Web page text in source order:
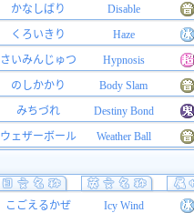
かなしばり
Disable
くろいきり
Haze
さいみんじゅつ
Hypnosis
のしかかり
Body Slam
みちづれ
Destiny Bond
ウェザーボール Weather Ball
こごえるかぜ
Icy Wind